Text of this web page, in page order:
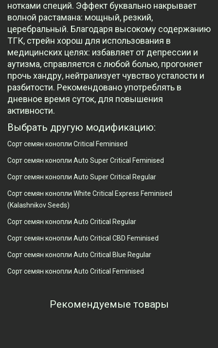
нотками специй. Эффект буквально накрывает
волной растамана: мощный, резкий,
церебральный. Благодаря высокому содержанию
ТГК, стрейн хорош для использования в
медицинских целях: избавляет от депрессии и
аутизма, справляется с любой болью, прогоняет
прочь хандру, нейтрализует чувство усталости и
разбитости. Рекомендовано употреблять в
дневное время суток, для повышения
активности.
Выбрать другую модификацию:
Сорт семян конопли Critical Feminised
Сорт семян конопли Auto Super Critical Feminised
Сорт семян конопли Auto Super Critical Regular
Сорт семян конопли White Critical Express Feminised
(Kalashnikov Seeds)
Сорт семян конопли Auto Critical Regular
Сорт семян конопли Auto Critical CBD Feminised
Сорт семян конопли Auto Critical Blue Regular
Сорт семян конопли Auto Critical Feminised
Рекомендуемые товары